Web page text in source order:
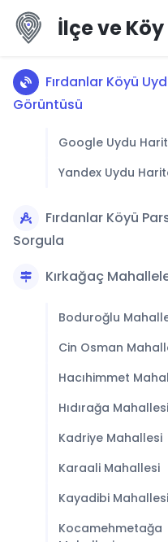
İlçe ve Köy
Fırdanlar Köyü
Görüntüsü
Google Uydu
Yandex Uydu
Fırdanlar Köyü
Sorgula
Kırkağaç
Boduroğlu
Cin Osman
Hacıhimmet
Hıdırağa Mahallesi
Kadriye Mahallesi
Karaali Mahallesi
Kayadibi Mahallesi
Kocamehmetağa